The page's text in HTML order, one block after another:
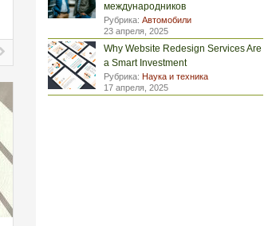
международников
Рубрика: Автомобили
23 апреля, 2025
Why Website Redesign Services Are
a Smart Investment
Рубрика: Наука и техника
17 апреля, 2025